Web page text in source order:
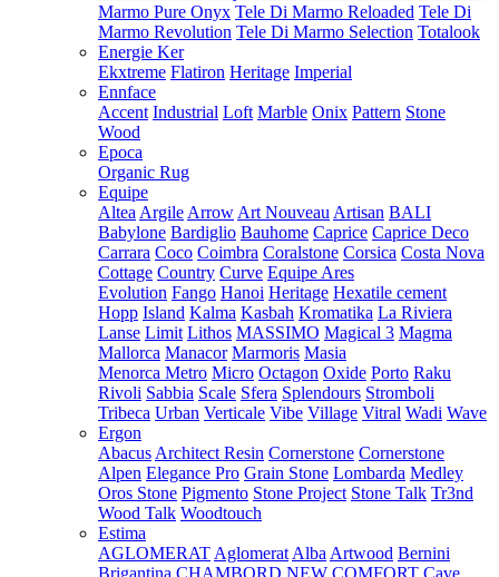
Marmo Pure Onyx Tele Di Marmo Reloaded Tele Di
Marmo Revolution Tele Di Marmo Selection Totalook
Energie Ker
Ekxtreme Flatiron Heritage Imperial
Ennface
Accent Industrial Loft Marble Onix Pattern Stone
Wood
Epoca
Organic Rug
Equipe
Altea Argile Arrow Art Nouveau Artisan BALI
Babylone Bardiglio Bauhome Caprice Caprice Deco
Carrara Coco Coimbra Coralstone Corsica Costa Nova
Cottage Country Curve Equipe Ares
Evolution Fango Hanoi Heritage Hexatile cement
Hopp Island Kalma Kasbah Kromatika La Riviera
Lanse Limit Lithos MASSIMO Magical 3 Magma
Mallorca Manacor Marmoris Masia
Menorca Metro Micro Octagon Oxide Porto Raku
Rivoli Sabbia Scale Sfera Splendours Stromboli
Tribeca Urban Verticale Vibe Village Vitral Wadi Wave
Ergon
Abacus Architect Resin Cornerstone Cornerstone
Alpen Elegance Pro Grain Stone Lombarda Medley
Oros Stone Pigmento Stone Project Stone Talk Tr3nd
Wood Talk Woodtouch
Estima
AGLOMERAT Aglomerat Alba Artwood Bernini